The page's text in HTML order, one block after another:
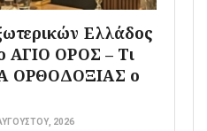
Ελλάδος
ΑΓΙΟ ΟΡΟΣ – Τι
ΟΡΘΟΔΟΞΙΑΣ ο
2026